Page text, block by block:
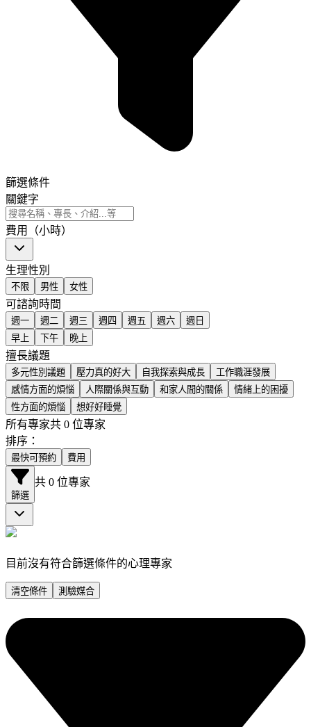
篩選條件
關鍵字
費用（小時）
生理性別
不限 男性 女性
可諮詢時間
週一 週二 週三 週四 週五 週六
週日
早上
下午 晚上
擅長議題
多元性別議題 壓力真的好大 自我探索與成長
工作職涯發展
感情方面的煩惱
人際關係與互動 和家人間的關係
情緒上的困擾
性方面的煩惱
想好好睡覺
所有專家共 0 位專家
排序：
最快可預約 費用
篩選
共 0 位專家
目前沒有符合篩選條件的心理專家
清空條件 測驗媒合